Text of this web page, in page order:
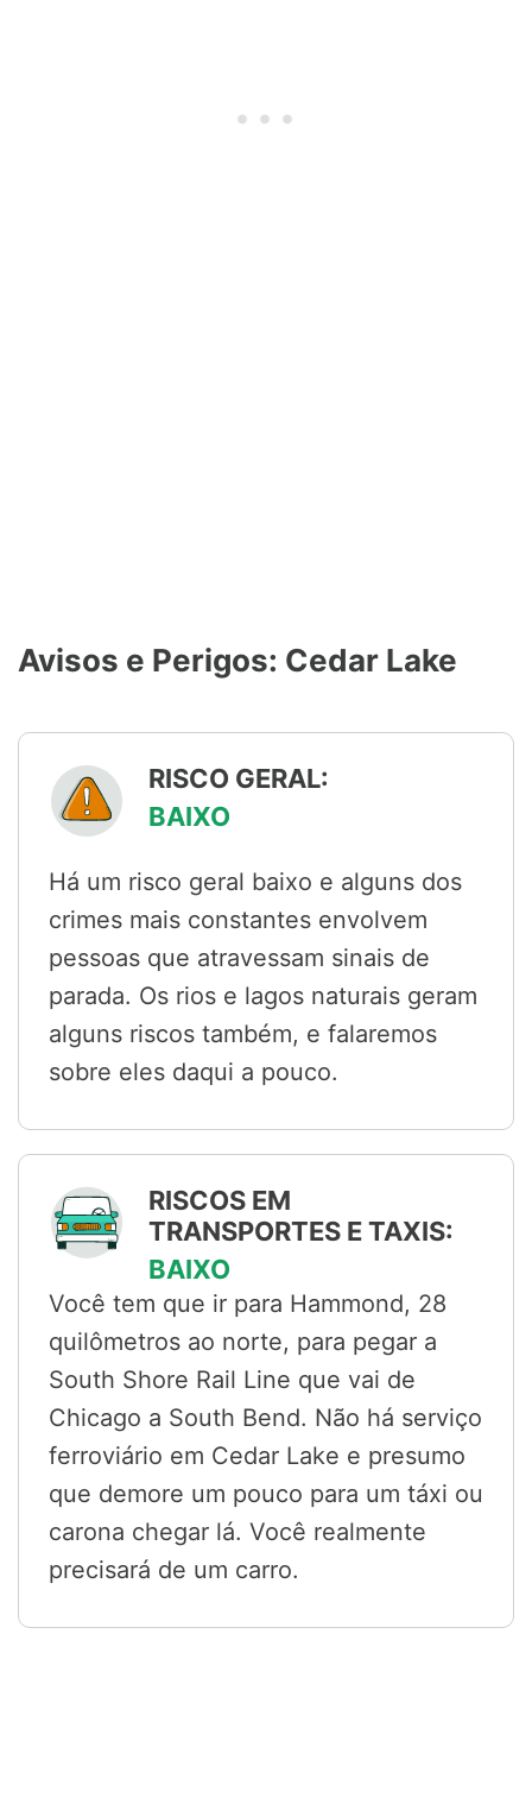
Avisos e Perigos: Cedar Lake
RISCO GERAL:
BAIXO
Há um risco geral baixo e alguns dos
crimes mais constantes envolvem
pessoas que atravessam sinais de
parada. Os rios e lagos naturais geram
alguns riscos também, e falaremos
sobre eles daqui a pouco.
RISCOS EM
TRANSPORTES E TAXIS:
BAIXO
Você tem que ir para Hammond, 28
quilômetros ao norte, para pegar a
South Shore Rail Line que vai de
Chicago a South Bend. Não há serviço
ferroviário em Cedar Lake e presumo
que demore um pouco para um táxi ou
carona chegar lá. Você realmente
precisará de um carro.